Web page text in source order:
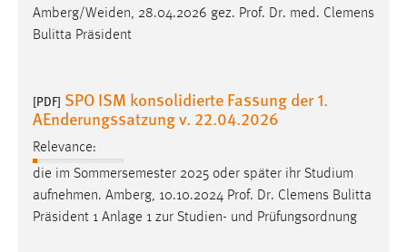
Amberg/Weiden, 28.04.2026 gez. Prof. Dr. med. Clemens
Bulitta Präsident
[PDF] SPO ISM konsolidierte Fassung der 1.
AEnderungssatzung v. 22.04.2026
Relevance:
die im Sommersemester 2025 oder später ihr Studium
aufnehmen. Amberg, 10.10.2024 Prof. Dr. Clemens Bulitta
Präsident 1 Anlage 1 zur Studien- und Prüfungsordnung